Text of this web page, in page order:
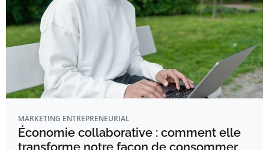
MARKETING ENTREPRENEURIAL
Économie collaborative : comment elle
transforme notre façon de consommer